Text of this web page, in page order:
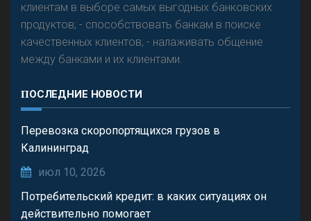
клиентам в выборе самых выгодных банковских
продуктов; - способствовать банкам в поиске
качественных клиентов; - налаживать общение
между банками и их клиентами.
ПОСЛЕДНИЕ НОВОСТИ
Перевозка скоропортящихся грузов в
Калининград
июл 10, 2026
Потребительский кредит: в каких ситуациях он
действительно помогает